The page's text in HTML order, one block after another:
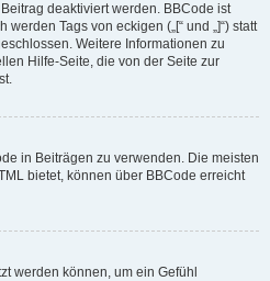
deaktiviert werden. BBCode ist
Tags von eckigen („[“ und „]“) statt
Weitere Informationen zu
Hilfe-Seite, die von der Seite zur
in Beiträgen zu verwenden. Die meisten
bietet, können über BBCode erreicht
werden können, um ein Gefühl